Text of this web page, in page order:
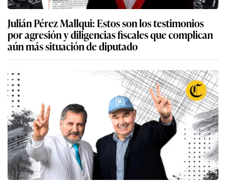
Julián Pérez Mallqui: Estos son los testimonios
por agresión y diligencias fiscales que complican
aún más situación de diputado